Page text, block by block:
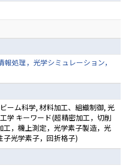
処理，光学シミュレーション，
ーム科学, 材料加工、組織制御, 光
学 キーワード(超精密加工，切削
工，機上測定，光学素子製造，光
子光学素子，回折格子)